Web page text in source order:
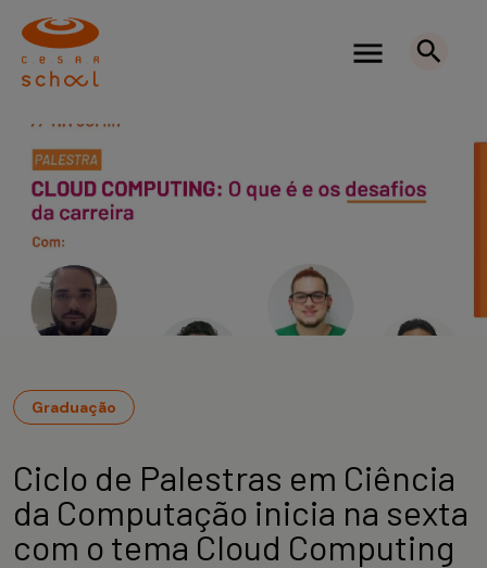
Graduação
Ciclo de Palestras em Ciência
da Computação inicia na sexta
com o tema Cloud Computing